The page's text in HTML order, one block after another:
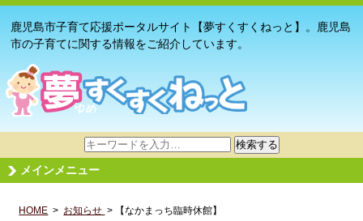
鹿児島市子育て応援ポータルサイト【夢すくすくねっと】。鹿児島
市の子育てに関する情報をご紹介しています。
サ
イ
ト
検
検索する
メインメニュー
HOME > お知らせ > 【なかまっち臨時休館】